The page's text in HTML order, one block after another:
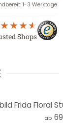
: 1-3 Werktage
Shops
Frida Floral
ab